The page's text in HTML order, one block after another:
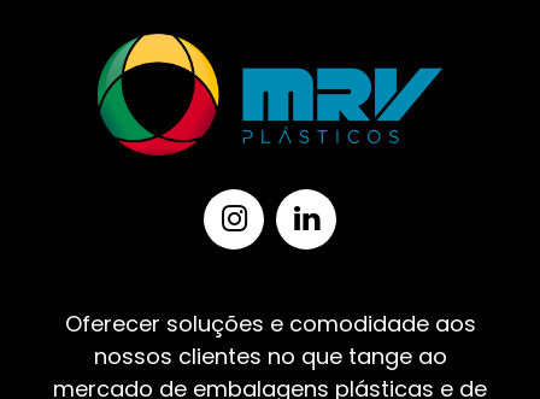
Oferecer soluções e comodidade aos
nossos clientes no que tange ao
mercado de embalagens plásticas e de